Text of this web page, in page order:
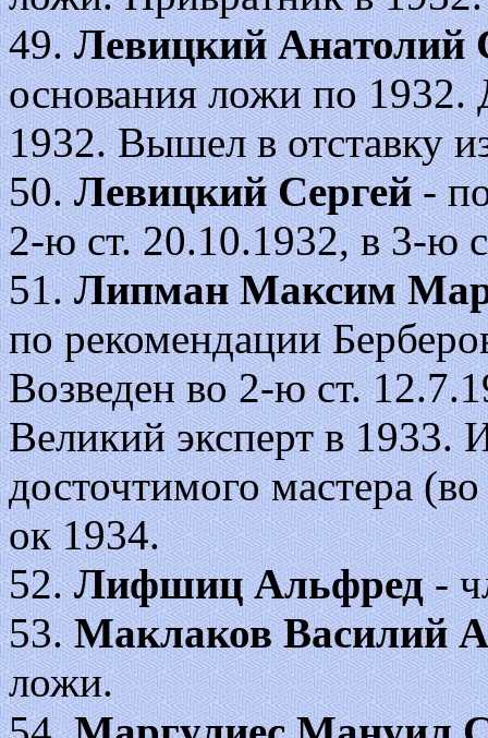
49.Левицкий Анатолий
основания ложи по 1932.
1932. Вышел в отставку
50.Левицкий Сергей-
2-ю ст. 20.10.1932, в 3-ю
51.Липман Максим
по рекомендации
Возведен во 2-ю ст.
Великий эксперт в 1933.
досточтимого мастера
ок 1934.
52.Лифшиц Альфред-
53.Маклаков Василий
ложи.